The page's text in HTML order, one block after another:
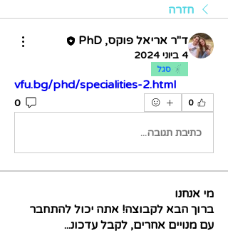
חזרה
ד"ר אריאל פוקס, PhD
4 ביוני 2024
סגל
vfu.bg/phd/specialities-2.html
0
0
כתיבת תגובה...
מי אנחנו
ברוך הבא לקבוצה! אתה יכול להתחבר
עם מנויים אחרים, לקבל עדכונ...